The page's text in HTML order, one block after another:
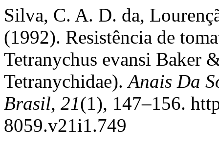
Silva, C. A. D. da,
(1992). Resistência de
Tetranychus evansi Baker
Tetranychidae).Anais Da
Brasil, 21(1), 147–156.
8059.v21i1.749